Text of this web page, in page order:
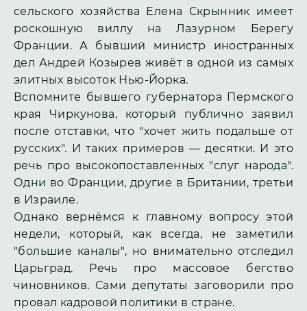
сельского хозяйства Елена Скрынник имеет
роскошную виллу на Лазурном Берегу
Франции. А бывший министр иностранных
дел Андрей Козырев живёт в одной из самых
элитных высоток Нью-Йорка.
Вспомните бывшего губернатора Пермского
края Чиркунова, который публично заявил
после отставки, что "хочет жить подальше от
русских". И таких примеров — десятки. И это
речь про высокопоставленных "слуг народа".
Одни во Франции, другие в Британии, третьи
в Израиле.
Однако вернёмся к главному вопросу этой
недели, который, как всегда, не заметили
"большие каналы", но внимательно отследил
Царьград. Речь про массовое бегство
чиновников. Сами депутаты заговорили про
провал кадровой политики в стране.